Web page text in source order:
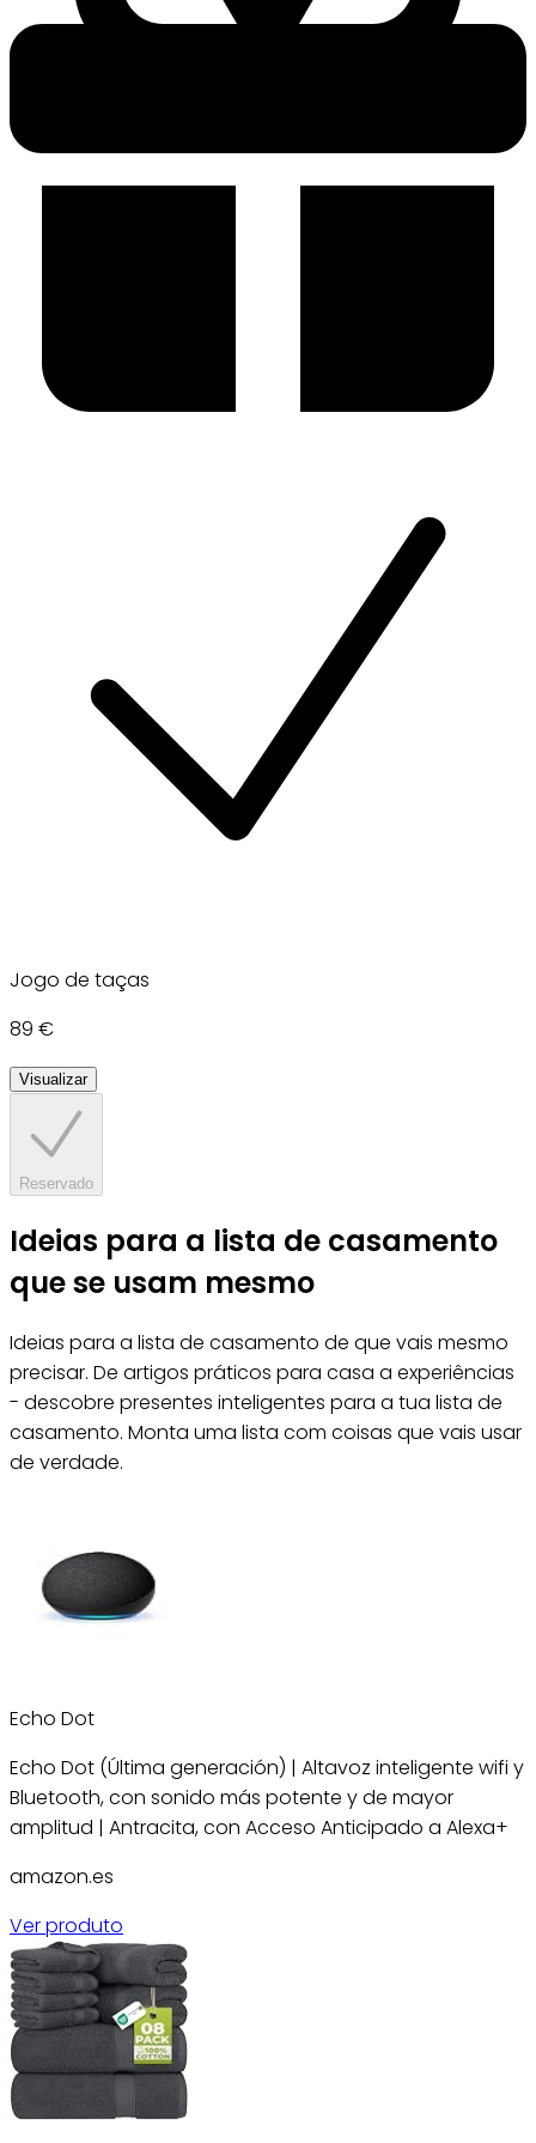
Jogo de taças
89 €
Visualizar
Reservado
Ideias para a lista de casamento
que se usam mesmo
Ideias para a lista de casamento de que vais mesmo
precisar. De artigos práticos para casa a experiências
- descobre presentes inteligentes para a tua lista de
casamento. Monta uma lista com coisas que vais usar
de verdade.
Echo Dot
Echo Dot (Última generación) | Altavoz inteligente wifi y
Bluetooth, con sonido más potente y de mayor
amplitud | Antracita, con Acceso Anticipado a Alexa+
amazon.es
Ver produto